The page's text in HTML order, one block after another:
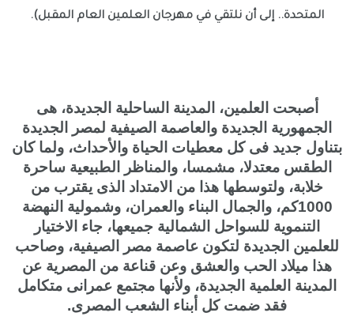
المتحدة.. إلى أن نلتقي في مهرجان العلمين العام المقبل).
أصبحت العلمين، المدينة الساحلية الجديدة، هى
الجمهورية الجديدة والعاصمة الصيفية لمصر الجديدة
بتناول جديد فى كل معطيات الحياة والأحداث، ولما كان
الطقس معتدلا، مشمسا، والمناظر الطبيعية ساحرة
خلابة، ولتوسطها هذا من الامتداد الذى يقترب من
1000كم، والجمال البناء والعمران، وشمولية النهضة
التنموية للسواحل الشمالية جميعها، جاء الاختيار
للعلمين الجديدة لتكون عاصمة مصر الصيفية، وصاحب
هذا ميلاد الحب والعشق وعن قناعة من المصرية عن
المدينة العلمية الجديدة، ولأنها مجتمع عمرانی متكامل
فقد ضمت كل أبناء الشعب المصرى.